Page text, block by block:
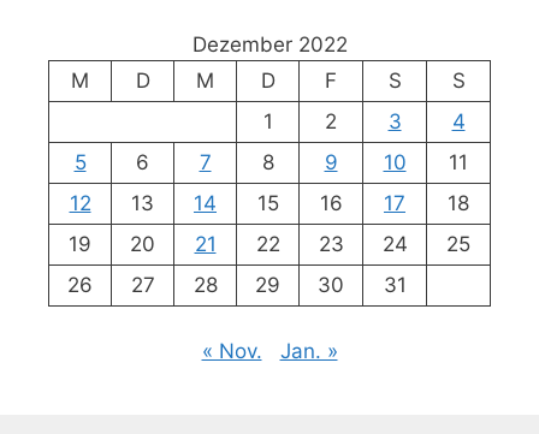
Dezember 2022
M
D M D F S
S
1
2 3
4
5
6 7 8 9 10
11
12
13 14 15 16 17
18
19
20 21 22 23 24
25
26
27 28 29 30 31
« Nov. Jan. »